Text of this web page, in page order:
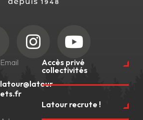
Email
latour@latour-
ets.fr
Accès privé
collectivités
Latour recrute !